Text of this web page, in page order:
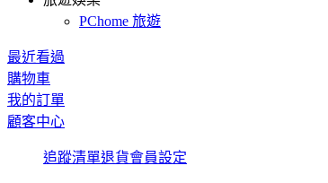
PChome 旅遊
最近看過
購物車
我的訂單
顧客中心
追蹤清單退貨會員設定